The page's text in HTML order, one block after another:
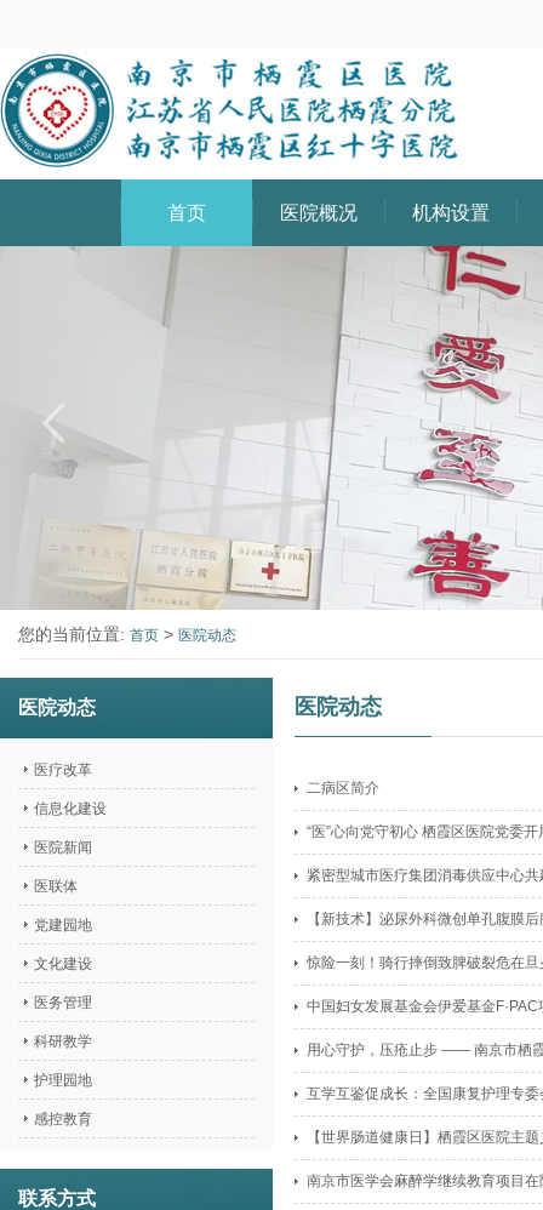
首页 医院概况 机构设置
您的当前位置: 首页 > 医院动态
医院动态
医疗改革
信息化建设
医院新闻
医联体
党建园地
文化建设
医务管理
科研教学
护理园地
感控教育
联系方式
医院动态
二病区简介
“医”心向党守初心 栖霞区医院党委
紧密型城市医疗集团消毒供应中心
【新技术】泌尿外科微创单孔腹膜
惊险一刻！骑行摔倒致脾破裂危在
中国妇女发展基金会伊爱基金
用心守护，压疮止步 —— 南京市栖
互学互鉴促成长：全国康复护理专
【世界肠道健康日】栖霞区医院主
南京市医学会麻醉学继续教育项目在